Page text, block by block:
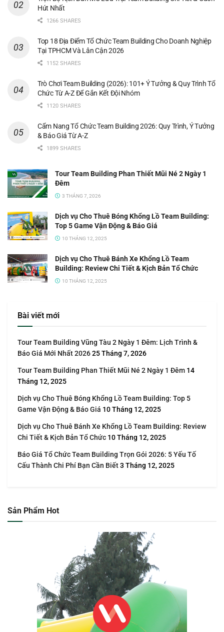
Hút Nhất
1266 SHARES
Top 18 Địa Điểm Tổ Chức Team Building Cho Doanh Nghiệp
Tại TPHCM Và Lân Cận 2026
1152 SHARES
Trò Chơi Team Building (2026): 101+ Ý Tưởng & Quy Trình Tổ
Chức Từ A-Z Để Gắn Kết Đội Nhóm
1120 SHARES
Cẩm Nang Tổ Chức Team Building 2026: Quy Trình, Ý Tưởng
& Báo Giá Từ A-Z
1899 SHARES
Tour Team Building Phan Thiết Mũi Né 2 Ngày 1
Đêm
3 THÁNG 7, 2026
Dịch vụ Cho Thuê Bóng Khổng Lồ Team Building:
Top 5 Game Vận Động & Báo Giá
10 THÁNG 12, 2025
Dịch vụ Cho Thuê Bánh Xe Khổng Lồ Team
Building: Review Chi Tiết & Kịch Bản Tổ Chức
10 THÁNG 12, 2025
Bài viết mới
Tour Team Building Vũng Tàu 2 Ngày 1 Đêm: Lịch Trình &
Báo Giá Mới Nhất 202625 Tháng 7, 2026
Tour Team Building Phan Thiết Mũi Né 2 Ngày 1 Đêm 14
Tháng 12, 2025
Dịch vụ Cho Thuê Bóng Khổng Lồ Team Building: Top 5
Game Vận Động & Báo Giá 10 Tháng 12, 2025
Dịch vụ Cho Thuê Bánh Xe Khổng Lồ Team Building: Review
Chi Tiết & Kịch Bản Tổ Chức 10 Tháng 12, 2025
Báo Giá Tổ Chức Team Building Trọn Gói 2026: 5 Yếu Tố
Cấu Thành Chi Phí Bạn Cần Biết3 Tháng 12, 2025
Sản Phẩm Hot